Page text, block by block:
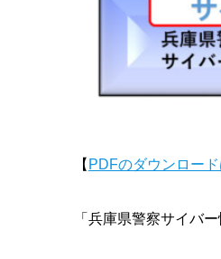
【 PDFのダウンロー
「兵庫県警察サイバ